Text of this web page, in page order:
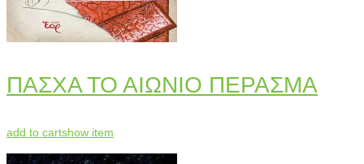
ΠΑΣΧΑ ΤΟ ΑΙΩΝΙΟ ΠΕΡΑΣΜΑ
add to cartshow item